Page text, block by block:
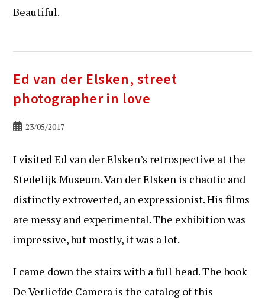
Beautiful.
Ed van der Elsken, street
photographer in love
Bericht23/05/2017
I visited Ed van der Elsken’s retrospective at the
Stedelijk Museum. Van der Elsken is chaotic and
distinctly extroverted, an expressionist. His films
are messy and experimental. The exhibition was
impressive, but mostly, it was a lot.
I came down the stairs with a full head. The book
De Verliefde Camera is the catalog of this